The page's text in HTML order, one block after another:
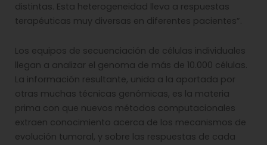
distintas. Esta heterogeneidad lleva a respuestas
terapéuticas muy diversas en diferentes pacientes”.
Los equipos de secuenciación de células individuales
llegan a analizar el genoma de más de 10.000 células.
La información resultante, unida a la aportada por
otras muchas técnicas genómicas, es la materia
prima con que nuevos métodos computacionales
extraen conocimiento acerca de los mecanismos de
evolución tumoral, y sobre las respuestas de cada